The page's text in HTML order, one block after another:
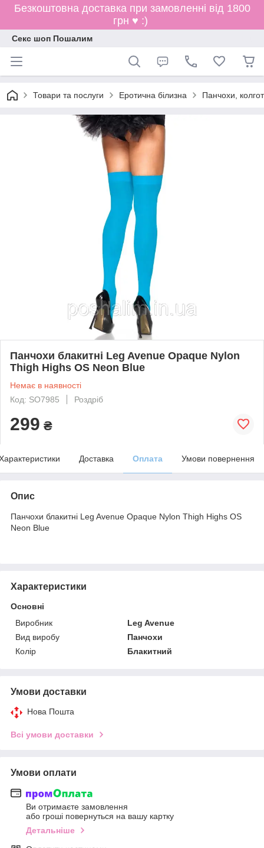
Безкоштовна доставка при замовленні від 1800
грн ♥ :)
Секс шоп Пошалим
Товари та послуги Еротична білизна Панчохи,
Панчохи блакитні Leg Avenue Opaque Nylon
Thigh Highs OS Neon Blue
Немає в наявності
Код: SO7985
Роздріб
299 ₴
Доставка Оплата Умови повернення
Опис
Панчохи блакитні Leg Avenue Opaque Nylon Thigh Highs OS
Neon Blue
Характеристики
Основні
Виробник
Leg Avenue
Вид виробу
Панчохи
Колір
Блакитний
Умови доставки
Нова Пошта
Всі умови доставки
Умови оплати
Ви отримаєте замовлення
або гроші повернуться на вашу картку
Детальніше